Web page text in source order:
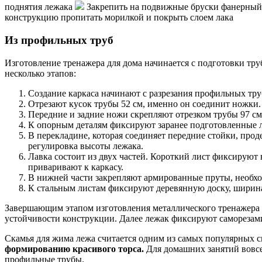
поднятия лежака
Закрепить на подвижные бруски
конструкцию пропитать морилкой и покрыть слоем лака
Из профильных труб
Изготовление тренажера для дома начинается с подготовки
несколько этапов:
Создание каркаса начинают с разрезания профильных
Отрезают кусок трубы 52 см, именно он соединит ножки.
Передние и задние ножи скрепляют отрезком трубы 97
К опорным деталям фиксируют заранее подготовленные
В перекладине, которая соединяет передние стойки,
регулировка высоты лежака.
Лавка состоит из двух частей. Короткий лист
приваривают к каркасу.
В нижней части закрепляют армированные пруты,
К стальным листам фиксируют деревянную доску,
Завершающим этапом изготовления металлического
устойчивости конструкции. Далее лежак фиксируют
Скамья для жима лежа считается одним из самых популярных
формированию красивого торса. Для домашних занятий
профильные трубы.